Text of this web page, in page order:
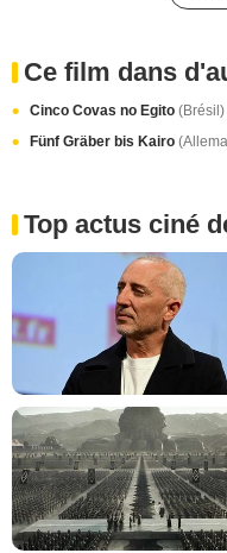
Ce film dans
Cinco Covas no Egito (Brésil)
Fünf Gräber bis Kairo
Top actus ciné